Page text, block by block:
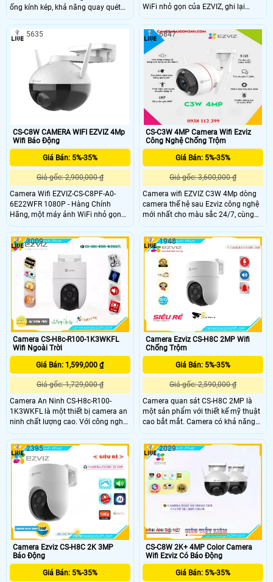
ống kính kép, khả năng quay quét
360 độ, cho hình ảnh sắc nét với độ
phân giải 2K+ và tầm nhìn hồng
ngoại lên đến 30m, hỗ trợ xem màu
ban đêm. Thiết bị tích hợp chức
năng đàm thoại 2 chiều, cảnh báo
bằng đèn và còi hú, đạt chuẩn
chống nước IP65, giúp hoạt động
bền bỉ dưới mọi điều kiện thời tiết
WiFi nhỏ gọn của EZVIZ, ghi lại
những khoảnh khắc ngọt ngào, bảo
vệ gia đình bạn và cập nhật cho bạn
về những gì đang xảy ra ở nhà khi
bạn đi vắng.
CS-C8W CAMERA WIFI EZVIZ 4Mp
Wifi Báo Động
Giá Bán: 5%-35%
Giá gốc: 2,900,000 ₫
Camera Wifi EZVIZ-CS-C8PF-A0-
6E22WFR 1080P - Hàng Chính
Hãng, một máy ảnh WiFi nhỏ gọn
của EZVIZ, ghi lại những khoảnh
khắc ngọt ngào, bảo vệ gia đình bạn
và cập nhật cho bạn về những gì
đang xảy ra ở nhà khi bạn đi vắng.
5635
CS-C3W 4MP Camera Wifi Ezviz
Công Nghệ Chống Trộm
Giá Bán: 5%-35%
Giá gốc: 3,600,000 ₫
Camera wifi EZVIZ C3W 4Mp dòng
camera thế hệ sau Ezviz công nghệ
mới nhất cho màu sắc 24/7, cùng
với đó là tích hợp thêm tính năng AI
giúp phát hiện người nhanh chóng
và chính xác ngay cả trong điều kiện
tối, thiếu sáng. Tích hợp míc thu âm
cho phép ghi hình lại cả âm thanh
và hình ảnh, Hỗ trợ đèn flash báo
động xua đuổi xâm nhập trái phép.
6847
Camera CS-H8c-R100-1K3WKFL
Wifi Ngoài Trời
Giá Bán: 1,599,000 ₫
Giá gốc: 1,729,000 ₫
Camera An Ninh CS-H8c-R100-
1K3WKFL là một thiết bị camera an
ninh chất lượng cao. Với công nghệ
Hồng Ngoại Smart IR, nó cho phép
người dùng xem hình ảnh ban đêm
với chất lượng màu sắc đầy đủ được
giới hạn ở 20m. Ngoài ra, nó còn
trang bị chức năng thu âm và hỗ trợ
lưu trữ lâu hơn với các công nghệ
nén H
3009
Camera Ezviz CS-H8C 2MP Wifi
Chống Trộm
Giá Bán: 5%-35%
Giá gốc: 2,590,000 ₫
Camera quan sát CS-H8C 2MP là
một sản phẩm với thiết kế mỹ thuật
cao bắt mắt. Camera có khả năng
xoay 360 độ, mang lại hình ảnh sắc
nét với độ phân giải FULL HD 1080P.
Được trang bị công nghệ IP Wifi,
camera có khả năng xử lý hình sáng
đẹp
1948
Camera Ezviz CS-H8C 2K 3MP
Báo Động
Giá Bán: 5%-35%
2395
CS-C8W 2K+ 4MP Color Camera
Wifi Ezviz Có Báo Động
Giá Bán: 5%-35%
2029